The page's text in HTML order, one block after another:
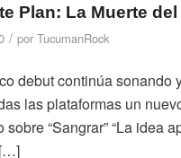
Plan: La Muerte
/ por TucumanRock
debut continúa
las plataformas un
sobre “Sangrar” “La